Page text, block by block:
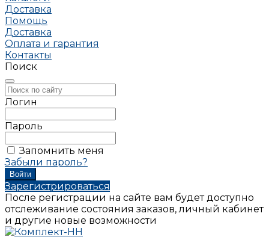
Доставка
Помощь
Доставка
Оплата и гарантия
Контакты
Поиск
Логин
Пароль
Запомнить меня
Забыли пароль?
Зарегистрироваться
После регистрации на сайте вам будет доступно
отслеживание состояния заказов, личный кабинет
и другие новые возможности